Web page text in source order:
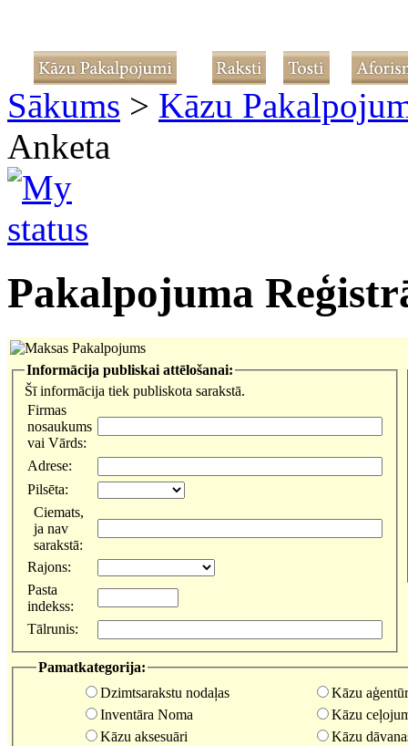
Sākums > Kāzu
Anketa
Pakalpojuma
Informācija publiskai attēlošanai:
Šī informācija tiek publiskota sarakstā.
Firmas
nosaukums
vai Vārds:
Adrese:
Pilsēta:
Ciemats,
ja nav
sarakstā:
Rajons:
Pasta
indekss:
Tālrunis:
Pamatkategorija:
Dzimtsarakstu nodaļas
Kāzu
Inventāra Noma
Kāzu
Kāzu aksesuāri
Kāzu